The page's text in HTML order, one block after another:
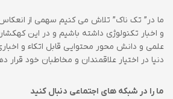
ما در” تک ناک” تلاش می کنیم سهمی از
و اخبار تکنولوژی داشته باشیم و در این
علمی و دانش محور محتوایی قابل اتکاء و
دنیا در اختیار علاقمندان و مخاطبان خود قرار
ما را در شبکه های اجتماعی دنبال کنید